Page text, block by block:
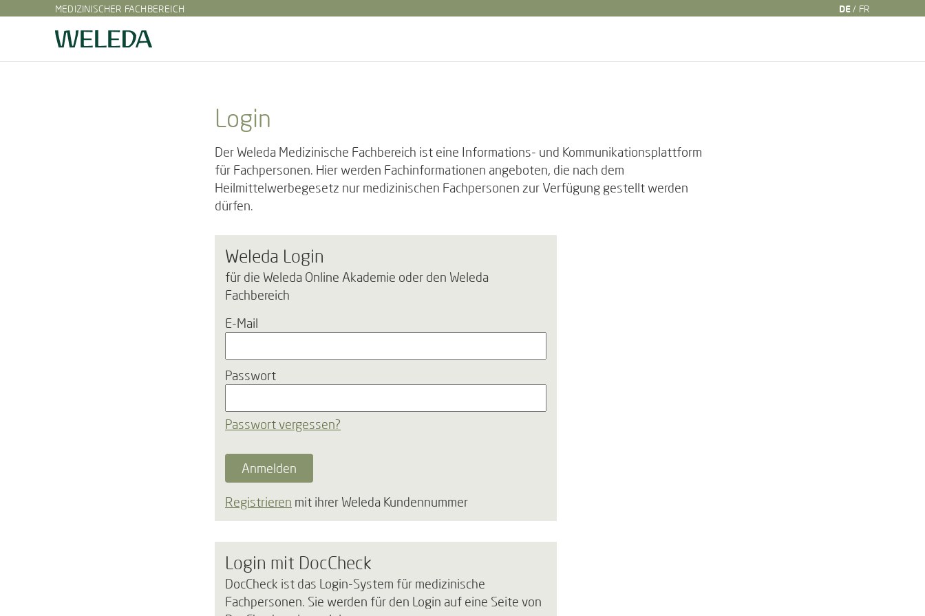
MEDIZINISCHER FACHBEREICH DE FR
Login
Der Weleda Medizinische Fachbereich ist eine Informations- und Kommunikationsplattform
für Fachpersonen. Hier werden Fachinformationen angeboten, die nach dem
Heilmittelwerbegesetz nur medizinischen Fachpersonen zur Verfügung gestellt werden
dürfen.
Weleda Login
für die Weleda Online Akademie oder den Weleda
Fachbereich
E-Mail
Passwort
Passwort vergessen?
Anmelden
Registrieren mit ihrer Weleda Kundennummer
Login mit DocCheck
DocCheck ist das Login-System für medizinische
Fachpersonen. Sie werden für den Login auf eine Seite von